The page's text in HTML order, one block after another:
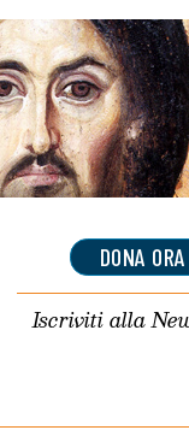
DONA ORA
Iscriviti alla